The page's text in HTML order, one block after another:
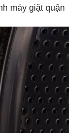
máy giặt quận